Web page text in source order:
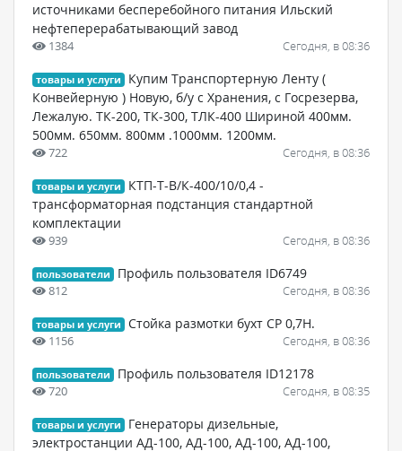
источниками бесперебойного питания Ильский
нефтеперерабатывающий завод
1384 Сегодня, в 08:36
товары и услуги
Купим Транспортерную Ленту (
Конвейерную ) Новую, б/у с Хранения, с Госрезерва,
Лежалую. ТК-200, ТК-300, ТЛК-400 Шириной 400мм.
500мм. 650мм. 800мм .1000мм. 1200мм.
722 Сегодня, в 08:36
товары и услуги
КТП-Т-В/К-400/10/0,4 -
трансформаторная подстанция стандартной
комплектации
939 Сегодня, в 08:36
пользователи Профиль пользователя ID6749
812 Сегодня, в 08:36
товары и услуги Стойка размотки бухт СР 0,7Н.
1156 Сегодня, в 08:36
пользователи Профиль пользователя ID12178
720 Сегодня, в 08:35
товары и услуги
Генераторы дизельные,
электростанции АД-100, АД-100, АД-100, АД-100,